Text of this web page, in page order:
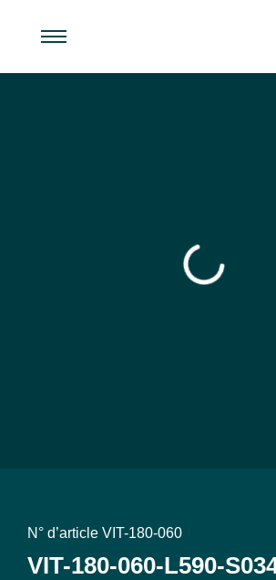
N° d’article VIT-180-060
VIT-180-060-L590-